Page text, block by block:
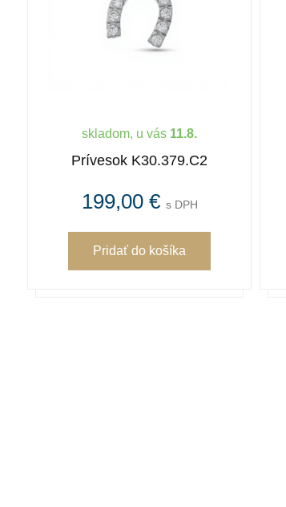
skladom, u vás 11.8.
Prívesok K30.379.C2
199,00 € s DPH
Pridať do košíka